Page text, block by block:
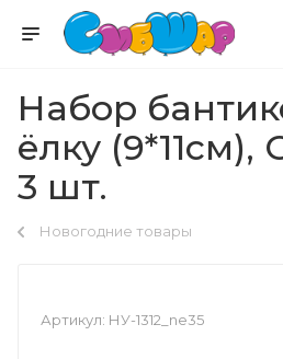
Набор
ёлку (9*11см),
3 шт.
Новогодние товары
Артикул: НУ-1312_ne35